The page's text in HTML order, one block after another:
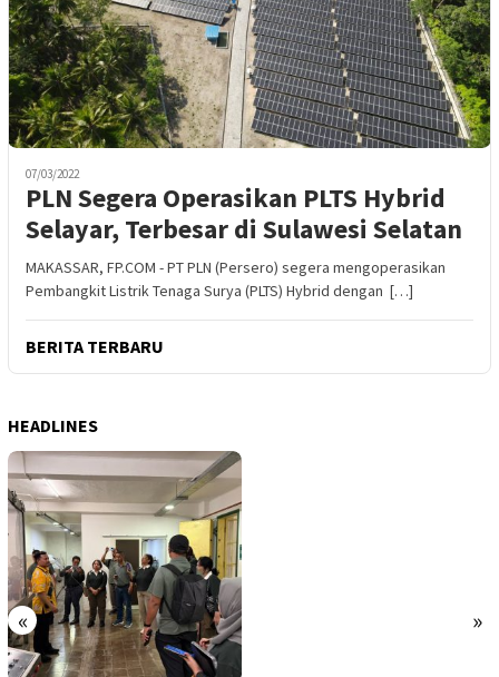
07/03/2022
PLN Segera Operasikan PLTS Hybrid
Selayar, Terbesar di Sulawesi Selatan
MAKASSAR, FP.COM - PT PLN (Persero) segera mengoperasikan
Pembangkit Listrik Tenaga Surya (PLTS) Hybrid dengan […]
BERITA TERBARU
HEADLINES
« »